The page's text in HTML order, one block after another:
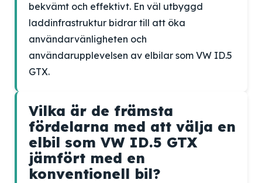
bekvämt och effektivt. En väl utbyggd
laddinfrastruktur bidrar till att öka
användarvänligheten och
användarupplevelsen av elbilar som VW ID.5
GTX.
Vilka är de främsta
fördelarna med att välja en
elbil som VW ID.5 GTX
jämfört med en
konventionell bil?